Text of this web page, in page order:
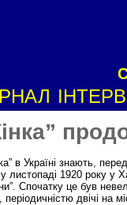
в Україні знають,
1920 року у
Спочатку це був
двічі на